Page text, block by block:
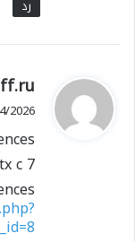
رد
ي
ق
ل
16/04/2026
c 7